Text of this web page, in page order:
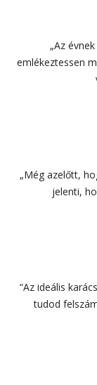
„Az
emlékeztessen
„Még azelőtt,
jelenti,
“Az ideális
tudod